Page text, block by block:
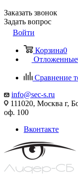
Заказать звонок
Задать вопрос
Войти
Корзина0
Отложенные
Сравнение
info@sec-s.ru
111020, Москва г,
оф. 100
Вконтакте